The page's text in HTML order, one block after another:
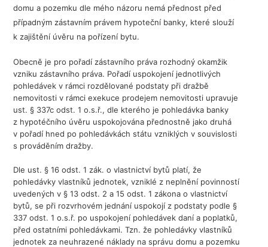
domu a pozemku dle mého názoru nemá přednost před
případným zástavním právem hypoteční banky, které slouží
k zajištění úvěru na pořízení bytu.
Obecně je pro pořadí zástavního práva rozhodný okamžik
vzniku zástavního práva. Pořadí uspokojení jednotlivých
pohledávek v rámci rozdělované podstaty při dražbě
nemovitosti v rámci exekuce prodejem nemovitosti upravuje
ust. § 337c odst. 1 o.s.ř., dle kterého je pohledávka banky
z hypotéčního úvěru uspokojována přednostně jako druhá
v pořadí hned po pohledávkách státu vzniklých v souvislosti
s prováděním dražby.
Dle ust. § 16 odst. 1 zák. o vlastnictví bytů platí, že
pohledávky vlastníků jednotek, vzniklé z neplnění povinností
uvedených v § 13 odst. 2 a 15 odst. 1 zákona o vlastnictví
bytů, se při rozvrhovém jednání uspokojí z podstaty podle §
337 odst. 1 o.s.ř. po uspokojení pohledávek daní a poplatků,
před ostatními pohledávkami. Tzn. že pohledávky vlastníků
jednotek za neuhrazené náklady na správu domu a pozemku